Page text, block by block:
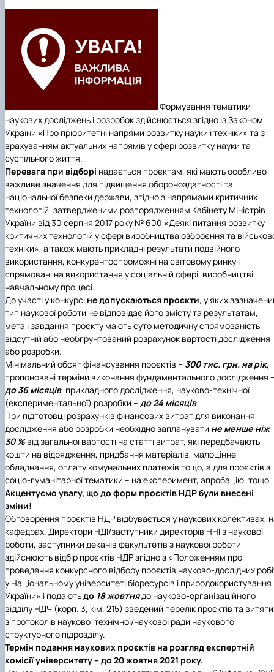
Іноземні мови
Їдальні та буфети
Центр вивчення мов
Психологічна підтримка
Рада молодих вчених
Методичні рекомендації, пам'ятки
ЦКНО «Агропромисловий комплекс, лісове і
Обладнання НУБіП України
Біоетична комісія
Звіт про проведення НТЗ
Наукові журнали НУБіП України (English)
Пам'ятка про проведення науково-
Порядок планування та організації
проведення НТЗ
Результати науково-технічних заходів
Монографії
Каталог наукових послуг
«SEB-2025»
Наглядова рада
2020»
Історія університету
Пам'яті захисників України
Пресслужба
Університетський кур'єр
Програма розвитку університету
ініціатива – 2025»
Доступ до публічної інформації
Антикорупційні заходи
виявлення корупції
Положення про антикорупційного
Національні нормативно-правові акти
Нормативно-правові акти НУБіП України
Інформаційні ресурси НАЗК
Методичні роз’яснення НАЗК
Контактна інформація
Формування тематики
наукових досліджень і розробок здійснюється згідно із Законом
України «Про пріоритетні напрями розвитку науки і техніки» та з
врахуванням актуальних напрямів у сфері розвитку науки та
суспільного життя.
Перевага при відборі надається проєктам, які мають особливо
важливе значення для підвищення обороноздатності та
національної безпеки держави, згідно з напрямами критичних
технологій, затвердженими розпорядженням Кабінету Міністрів
України від 30 серпня 2017 року № 600 «Деякі питання розвитку
критичних технологій у сфері виробництва озброєння та
техніки», а також мають прикладні результати подвійного
використання, конкурентоспроможні на світовому ринку і
спрямовані на використання у соціальній сфері, виробництві,
навчальному процесі.
До участі у конкурсі не допускаються проєкти, у яких
тип наукової роботи не відповідає його змісту та результатам,
мета і завдання проєкту мають суто методичну спрямованість,
відсутній або необґрунтований розрахунок вартості дослідження
або розробки.
Мінімальний обсяг фінансування проєктів – 300 тис. грн. на рік,
пропоновані терміни виконання фундаментального дослідження
до 36 місяців, прикладного дослідження, науково-технічної
(експериментальної) розробки – до 24 місяців.
При підготовці розрахунків фінансових витрат для виконання
дослідження або розробки необхідно запланувати не менше ніж
30 %від загальної вартості на статті витрат, які передбачають
кошти на відрядження, придбання матеріалів, малоцінне
обладнання, оплату комунальних платежів тощо, а для проєктів з
соціо-гуманітарної тематики – на експеримент, апробацію, тощо.
Акцентуємо увагу, що до форм проєктів НДРбули внесені
зміни!
Обговорення проєктів НДР відбувається у наукових колективах,
кафедрах. Директори НДІ/заступники директорів ННІ з наукової
роботи, заступники деканів факультетів з наукової роботи
здійснюють відбір проєктів НДР згідно з «Положенням про
проведення конкурсного відбору проєктів науково-дослідних
у Національному університеті біоресурсів і природокористування
України» і подаютьдо 18 жовтнядо науково-організаційного
відділу НДЧ (корп. 3, кім. 215) зведений перелік проєктів та витяги
з протоколів науково-технічної/наукової ради наукового
структурного підрозділу.
Термін подання наукових проєктів на розгляд експертній
комісії університету – до 20 жовтня 2021 року.